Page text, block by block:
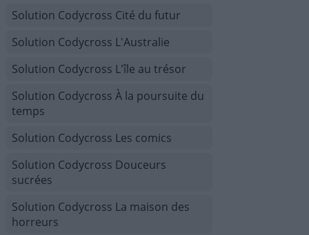
Solution Codycross Cité du futur
Solution Codycross L'Australie
Solution Codycross L'île au trésor
Solution Codycross À la poursuite du
temps
Solution Codycross Les comics
Solution Codycross Douceurs
sucrées
Solution Codycross La maison des
horreurs